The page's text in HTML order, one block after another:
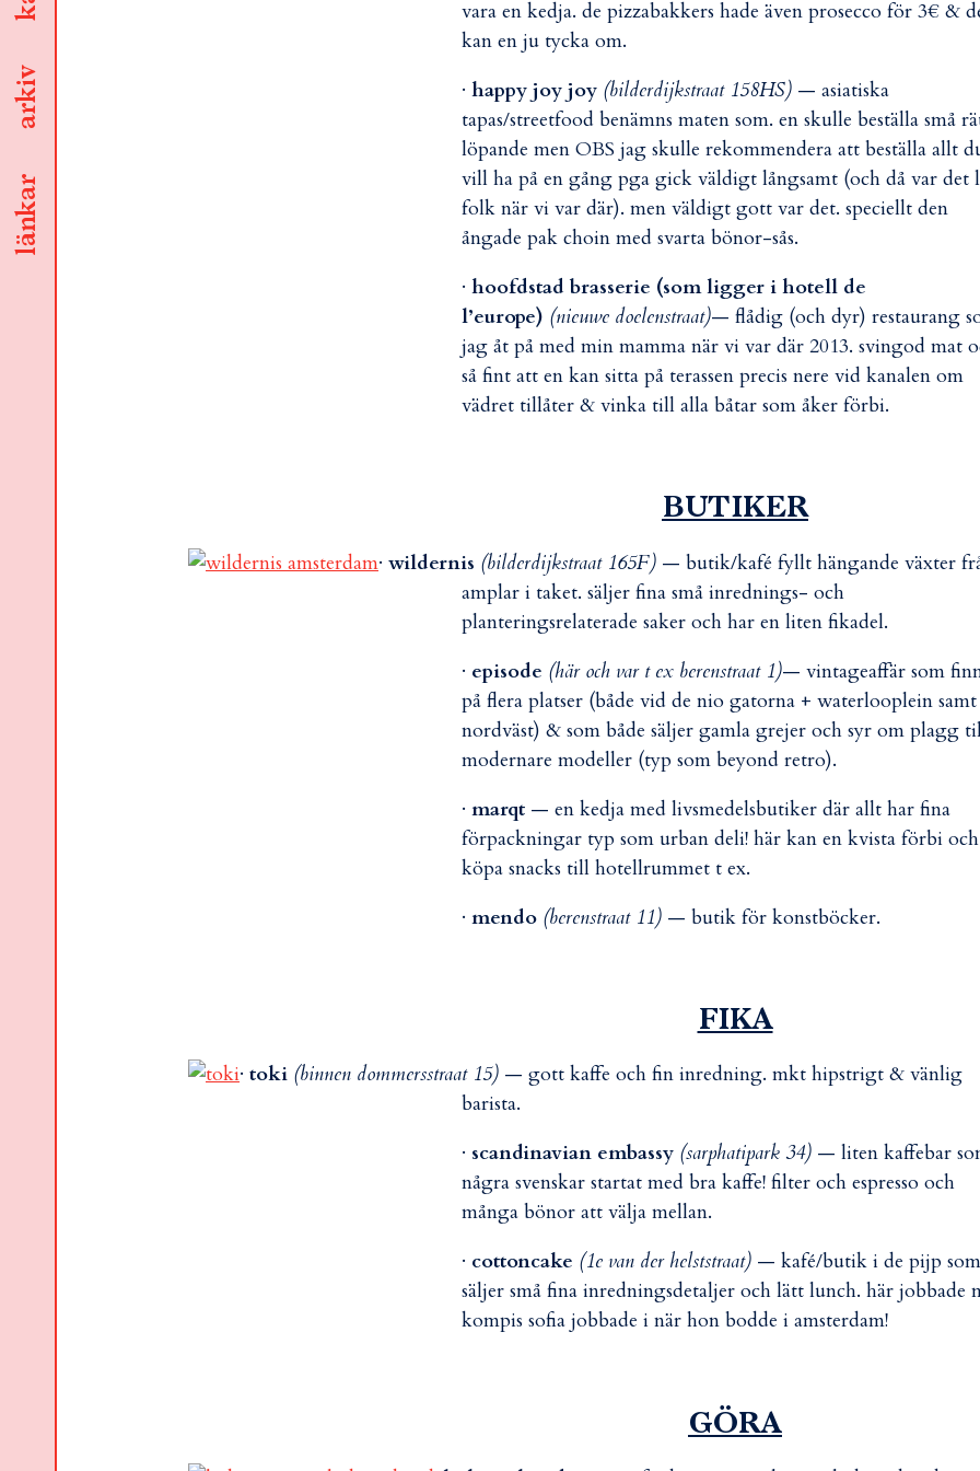
länkar
arkiv
vara en kedja. de pizzabakkers hade även prosecco för 3€ &
kan en ju tycka om.
· happy joy joy (bilderdijkstraat 158HS) — asiatiska
tapas/streetfood benämns maten som. en skulle beställa små
löpande men OBS jag skulle rekommendera att beställa allt
vill ha på en gång pga gick väldigt långsamt (och då var det
folk när vi var där). men väldigt gott var det. speciellt den
ångade pak choin med svarta bönor-sås.
· hoofdstad brasserie (som ligger i hotell de
l’europe) (nieuwe doelenstraat)— flådig (och dyr) restaurang
jag åt på med min mamma när vi var där 2013. svingod mat
så fint att en kan sitta på terassen precis nere vid kanalen om
vädret tillåter & vinka till alla båtar som åker förbi.
BUTIKER
· wildernis (bilderdijkstraat 165F) — butik/kafé fyllt hängande växter
amplar i taket. säljer fina små inrednings- och
planteringsrelaterade saker och har en liten fikadel.
· episode (här och var t ex berenstraat 1)— vintageaffär som
på flera platser (både vid de nio gatorna + waterlooplein
nordväst) & som både säljer gamla grejer och syr om plagg
modernare modeller (typ som beyond retro).
· marqt — en kedja med livsmedelsbutiker där allt har fina
förpackningar typ som urban deli! här kan en kvista förbi och
köpa snacks till hotellrummet t ex.
· mendo (berenstraat 11) — butik för konstböcker.
FIKA
· toki (binnen dommersstraat 15) — gott kaffe och fin inredning. mkt hipstrigt & vänlig
barista.
· scandinavian embassy (sarphatipark 34) — liten kaffebar
några svenskar startat med bra kaffe! filter och espresso och
många bönor att välja mellan.
· cottoncake (1e van der helststraat) — kafé/butik i de pijp som
säljer små fina inredningsdetaljer och lätt lunch. här jobbade
kompis sofia jobbade i när hon bodde i amsterdam!
GÖRA